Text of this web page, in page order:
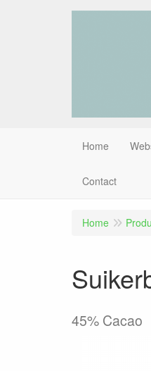
Home
Contact
Home
45% Cacao